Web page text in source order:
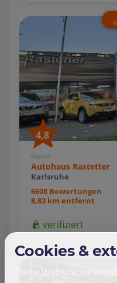
4,8
Nissan
Autohaus Rastetter
Karlsruhe
6608 Bewertungen
8,83 km entfernt
verifiziert
Cookies &
Diese Website